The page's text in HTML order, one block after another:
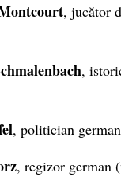
, jucător
,
, politician
, regizor german